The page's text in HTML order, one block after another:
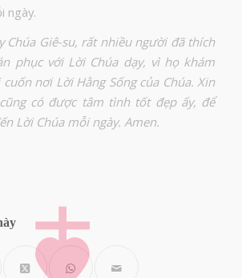
ngày.
Chúa Giê-su, rất nhiều người đã thích
phục với Lời Chúa dạy, vì họ khám
nơi Lời Hằng Sống của Chúa. Xin
có được tâm tình tốt đẹp ấy, để
Lời Chúa mỗi ngày. Amen.